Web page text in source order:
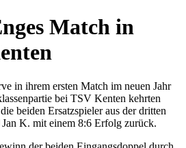
Match in
in ihrem ersten Match im neuen Jahr
bei TSV Kenten kehrten
beiden Ersatzspieler aus der dritten
K. mit einem 8:6 Erfolg zurück.